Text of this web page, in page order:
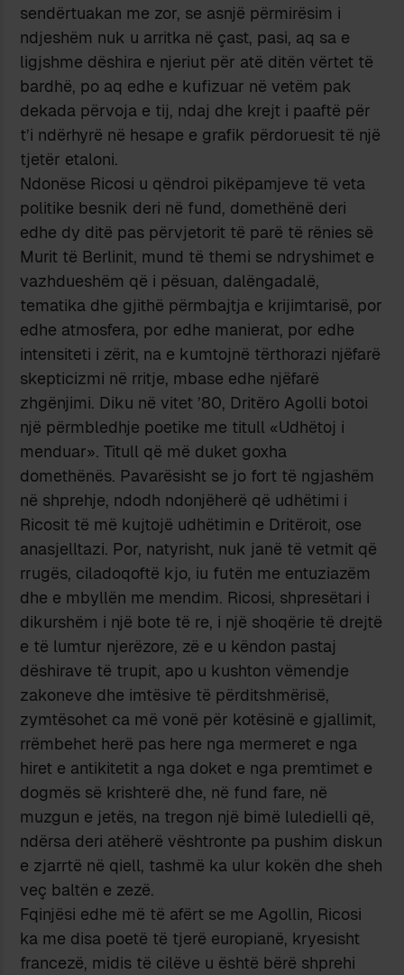
sendërtuakan me zor, se asnjë përmirësim i
ndjeshëm nuk u arritka në çast, pasi, aq sa e
ligjshme dëshira e njeriut për atë ditën vërtet të
bardhë, po aq edhe e kufizuar në vetëm pak
dekada përvoja e tij, ndaj dhe krejt i paaftë për
t’i ndërhyrë në hesape e grafik përdoruesit të një
tjetër etaloni.
Ndonëse Ricosi u qëndroi pikëpamjeve të veta
politike besnik deri në fund, domethënë deri
edhe dy ditë pas përvjetorit të parë të rënies së
Murit të Berlinit, mund të themi se ndryshimet e
vazhdueshëm që i pësuan, dalëngadalë,
tematika dhe gjithë përmbajtja e krijimtarisë, por
edhe atmosfera, por edhe manierat, por edhe
intensiteti i zërit, na e kumtojnë tërthorazi njëfarë
skepticizmi në rritje, mbase edhe njëfarë
zhgënjimi. Diku në vitet ’80, Dritëro Agolli botoi
një përmbledhje poetike me titull «Udhëtoj i
menduar». Titull që më duket goxha
domethënës. Pavarësisht se jo fort të ngjashëm
në shprehje, ndodh ndonjëherë që udhëtimi i
Ricosit të më kujtojë udhëtimin e Dritëroit, ose
anasjelltazi. Por, natyrisht, nuk janë të vetmit që
rrugës, ciladoqoftë kjo, iu futën me entuziazëm
dhe e mbyllën me mendim. Ricosi, shpresëtari i
dikurshëm i një bote të re, i një shoqërie të drejtë
e të lumtur njerëzore, zë e u këndon pastaj
dëshirave të trupit, apo u kushton vëmendje
zakoneve dhe imtësive të përditshmërisë,
zymtësohet ca më vonë për kotësinë e gjallimit,
rrëmbehet herë pas here nga mermeret e nga
hiret e antikitetit a nga doket e nga premtimet e
dogmës së krishterë dhe, në fund fare, në
muzgun e jetës, na tregon një bimë luledielli që,
ndërsa deri atëherë vështronte pa pushim diskun
e zjarrtë në qiell, tashmë ka ulur kokën dhe sheh
veç baltën e zezë.
Fqinjësi edhe më të afërt se me Agollin, Ricosi
ka me disa poetë të tjerë europianë, kryesisht
francezë, midis të cilëve u është bërë shprehi